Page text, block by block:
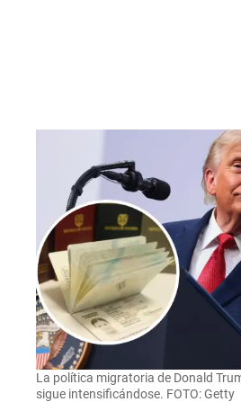
La política migratoria de Donald
sigue intensificándose. FOTO: Getty